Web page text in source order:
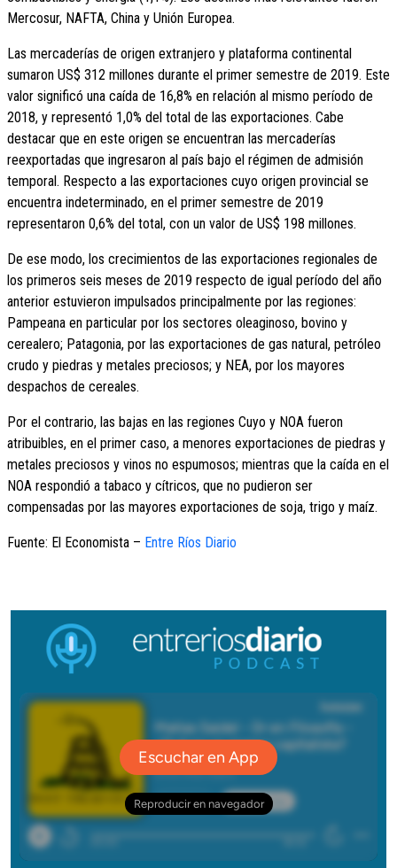
Mercosur, NAFTA, China y Unión Europea.
Las mercaderías de origen extranjero y plataforma continental
sumaron US$ 312 millones durante el primer semestre de 2019. Este
valor significó una caída de 16,8% en relación al mismo período de
2018, y representó 1,0% del total de las exportaciones. Cabe
destacar que en este origen se encuentran las mercaderías
reexportadas que ingresaron al país bajo el régimen de admisión
temporal. Respecto a las exportaciones cuyo origen provincial se
encuentra indeterminado, en el primer semestre de 2019
representaron 0,6% del total, con un valor de US$ 198 millones.
De ese modo, los crecimientos de las exportaciones regionales de
los primeros seis meses de 2019 respecto de igual período del año
anterior estuvieron impulsados principalmente por las regiones:
Pampeana en particular por los sectores oleaginoso, bovino y
cerealero; Patagonia, por las exportaciones de gas natural, petróleo
crudo y piedras y metales preciosos; y NEA, por los mayores
despachos de cereales.
Por el contrario, las bajas en las regiones Cuyo y NOA fueron
atribuibles, en el primer caso, a menores exportaciones de piedras y
metales preciosos y vinos no espumosos; mientras que la caída en el
NOA respondió a tabaco y cítricos, que no pudieron ser
compensadas por las mayores exportaciones de soja, trigo y maíz.
Fuente: El Economista – Entre Ríos Diario